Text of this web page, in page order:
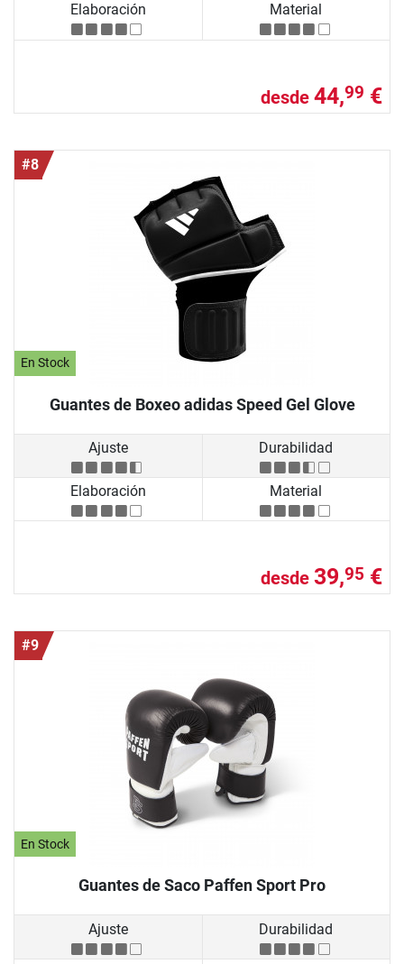
Elaboración Material
desde 44,99 €
#8
En Stock
Guantes de Boxeo adidas Speed Gel Glove
Ajuste Durabilidad
Elaboración Material
desde 39,95 €
#9
En Stock
Guantes de Saco Paffen Sport Pro
Ajuste Durabilidad